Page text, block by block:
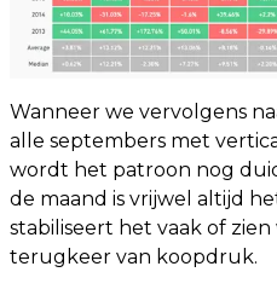
Wanneer we vervolgens
alle septembers met
wordt het patroon nog
de maand is vrijwel altijd
stabiliseert het vaak of
terugkeer van koopdruk.